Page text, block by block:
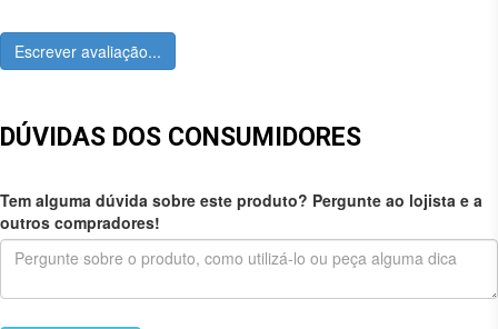
Escrever avaliação...
DÚVIDAS DOS CONSUMIDORES
Tem alguma dúvida sobre este produto? Pergunte ao lojista e a
outros compradores!